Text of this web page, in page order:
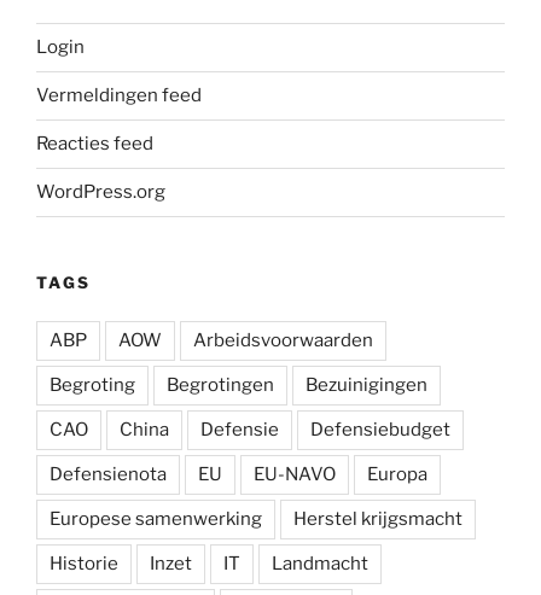
Login
Vermeldingen feed
Reacties feed
WordPress.org
TAGS
ABP AOW Arbeidsvoorwaarden
Begroting Begrotingen Bezuinigingen
CAO China Defensie Defensiebudget
Defensienota EU EU-NAVO Europa
Europese samenwerking Herstel krijgsmacht
Historie Inzet IT Landmacht